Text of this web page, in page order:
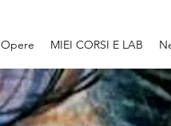
Opere MIEI CORSI E LAB